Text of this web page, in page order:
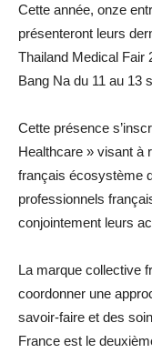
Cette année, onze
présenteront leurs
Thailand Medical Fair
Bang Na du 11 au 13
Cette présence
Healthcare » visant à
français écosystème
professionnels
conjointement leurs
La marque collective
coordonner une
savoir-faire et des
France est le